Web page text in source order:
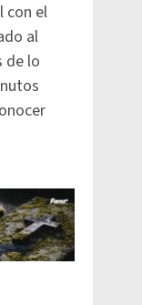
con el
al
de lo